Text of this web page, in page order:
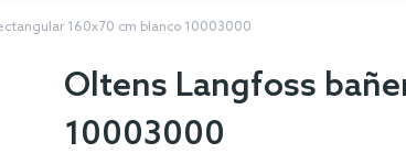
160x70 cm blanco 10003000
Oltens Langfoss
10003000